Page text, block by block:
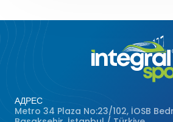
АДРЕС
Metro 34 Plaza No:23/102, İOSB